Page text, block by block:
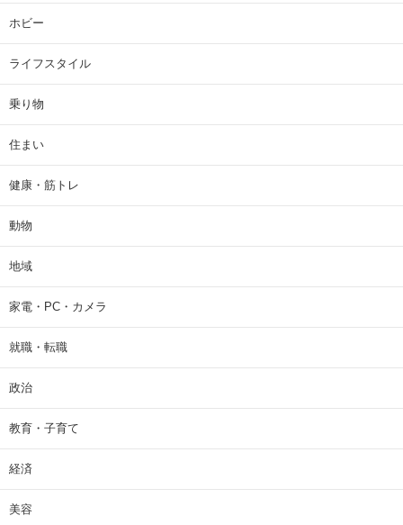
ホビー
ライフスタイル
乗り物
住まい
健康・筋トレ
動物
地域
家電・PC・カメラ
就職・転職
政治
教育・子育て
経済
美容